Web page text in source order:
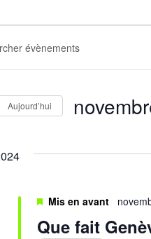
Aujourd’hui
Que fait
Mis en avant